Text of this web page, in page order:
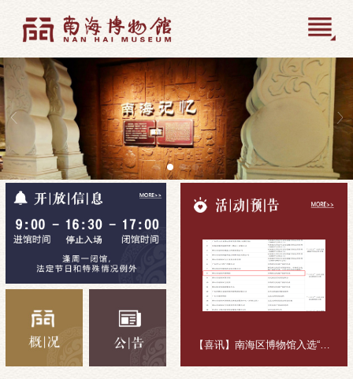
【喜讯】南海区博物馆入选“十五五”公共文化活动组织主体